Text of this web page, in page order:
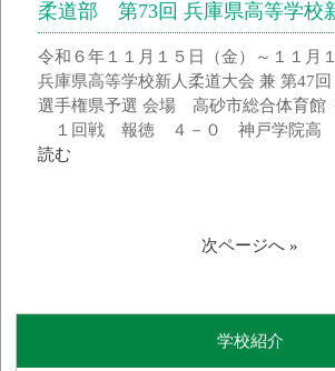
柔道部 第73回 兵庫県高等学校
令和６年１１月１５日（金）～１１月
兵庫県高等学校新人柔道大会 兼 第47
選手権県予選 会場 高砂市総合体育
１回戦 報徳 ４－０ 神戸学院
読む
次ページへ »
学校紹介